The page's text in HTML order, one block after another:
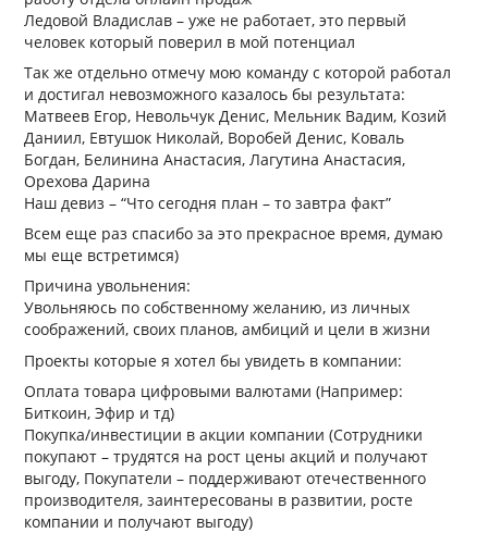
Ледовой Владислав – уже не работает, это первый
человек который поверил в мой потенциал
Так же отдельно отмечу мою команду с которой работал
и достигал невозможного казалось бы результата:
Матвеев Егор, Невольчук Денис, Мельник Вадим, Козий
Даниил, Евтушок Николай, Воробей Денис, Коваль
Богдан, Белинина Анастасия, Лагутина Анастасия,
Орехова Дарина
Наш девиз – “Что сегодня план – то завтра факт”
Всем еще раз спасибо за это прекрасное время, думаю
мы еще встретимся)
Причина увольнения:
Увольняюсь по собственному желанию, из личных
соображений, своих планов, амбиций и цели в жизни
Проекты которые я хотел бы увидеть в компании:
Оплата товара цифровыми валютами (Например:
Биткоин, Эфир и тд)
Покупка/инвестиции в акции компании (Сотрудники
покупают – трудятся на рост цены акций и получают
выгоду, Покупатели – поддерживают отечественного
производителя, заинтересованы в развитии, росте
компании и получают выгоду)